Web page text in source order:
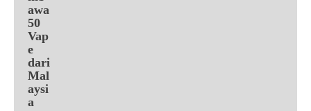
awa
50
Vap
e
dari
Mal
aysi
a